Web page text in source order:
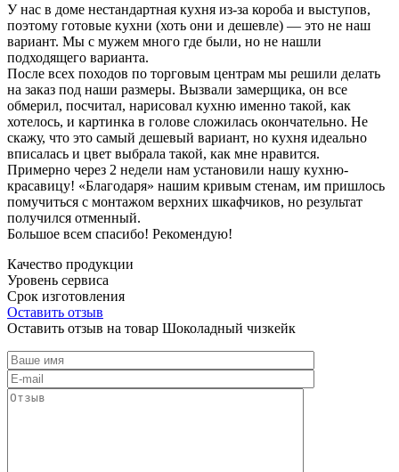
У нас в доме нестандартная кухня из-за короба и выступов,
поэтому готовые кухни (хоть они и дешевле) — это не наш
вариант. Мы с мужем много где были, но не нашли
подходящего варианта.
После всех походов по торговым центрам мы решили делать
на заказ под наши размеры. Вызвали замерщика, он все
обмерил, посчитал, нарисовал кухню именно такой, как
хотелось, и картинка в голове сложилась окончательно. Не
скажу, что это самый дешевый вариант, но кухня идеально
вписалась и цвет выбрала такой, как мне нравится.
Примерно через 2 недели нам установили нашу кухню-
красавицу! «Благодаря» нашим кривым стенам, им пришлось
помучиться с монтажом верхних шкафчиков, но результат
получился отменный.
Большое всем спасибо! Рекомендую!
Качество продукции
Уровень сервиса
Срок изготовления
Оставить отзыв
Оставить отзыв на товар Шоколадный чизкейк